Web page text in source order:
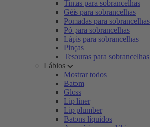
Tintas para sobrancelhas
Géis para sobrancelhas
Pomadas para sobrancelhas
Pó para sobrancelhas
Lápis para sobrancelhas
Pinças
Tesouras para sobrancelhas
Lábios
Mostrar todos
Batom
Gloss
Lip liner
Lip plumber
Batons líquidos